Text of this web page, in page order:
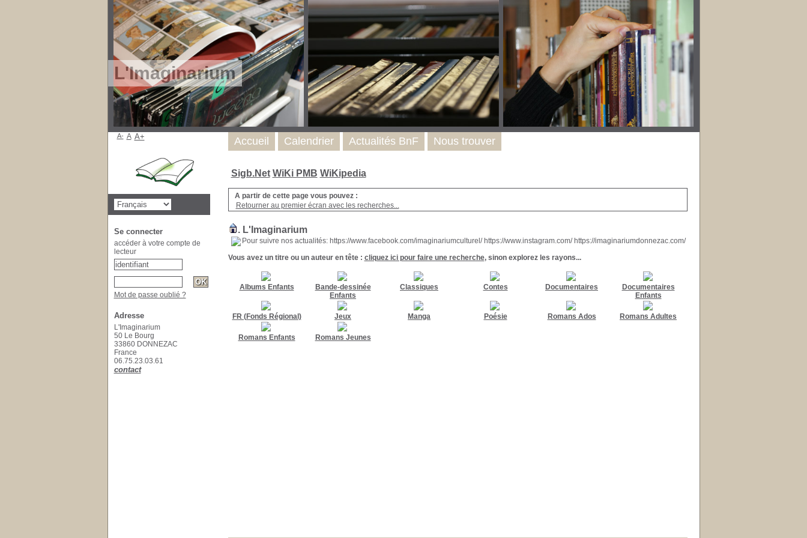
L'Imaginarium
Sigb.Net WiKi PMB WiKipedia
A partir de cette page vous pouvez :
Retourner au premier écran avec les recherches...
. L'Imaginarium
Pour suivre nos actualités: https://www.facebook.com/imaginariumculturel/ https://www.instagram.com/ https://imaginariumdonnezac.com/
Vous avez un titre ou un auteur en tête : cliquez ici pour faire une recherche, sinon explorez les rayons...
Albums Enfants
Bande-dessinée
Enfants
Classiques Contes Documentaires
Documentaires
Enfants
FR (Fonds Régional) Jeux Manga Poésie Romans Ados Romans Adultes
Romans Enfants Romans Jeunes
Accueil Calendrier Actualités BnF Nous trouver
A- A A+
Se connecter
accéder à votre compte de
lecteur
Mot de passe oublié ?
Adresse
L'Imaginarium
50 Le Bourg
33860 DONNEZAC
France
06.75.23.03.61
contact